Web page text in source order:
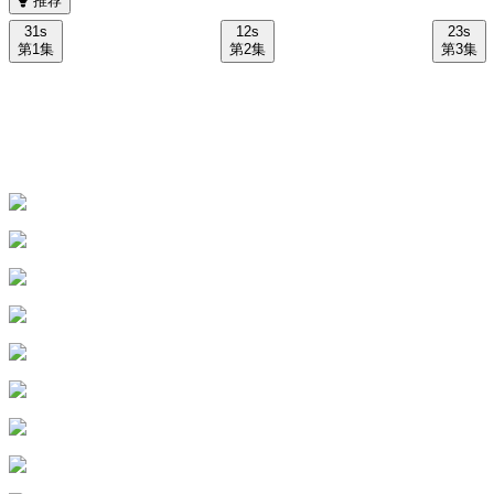
31s
第1集
12s
第2集
23s
第3集